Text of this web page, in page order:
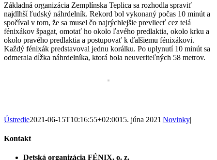
Základná organizácia Zemplínska Teplica sa rozhodla spraviť
najdlhší ľudský náhrdelník. Rekord bol vykonaný počas 10 minút a
spočíval v tom, že sa musel čo najrýchlejšie prevliecť cez telá
fénixákov špagat, omotať ho okolo ľavého predlaktia, okolo krku a
okolo pravého predlaktia a postupovať k ďalšiemu fénixákovi.
Každý fénixák predstavoval jednu korálku. Po uplynutí 10 minút sa
odmerala dĺžka náhrdelníka, ktorá bola neuveriteľných 58 metrov.
Ústredie2021-06-15T10:16:55+02:0015. júna 2021 |Novinky|
Kontakt
Detská organizácia FÉNIX, o. z.